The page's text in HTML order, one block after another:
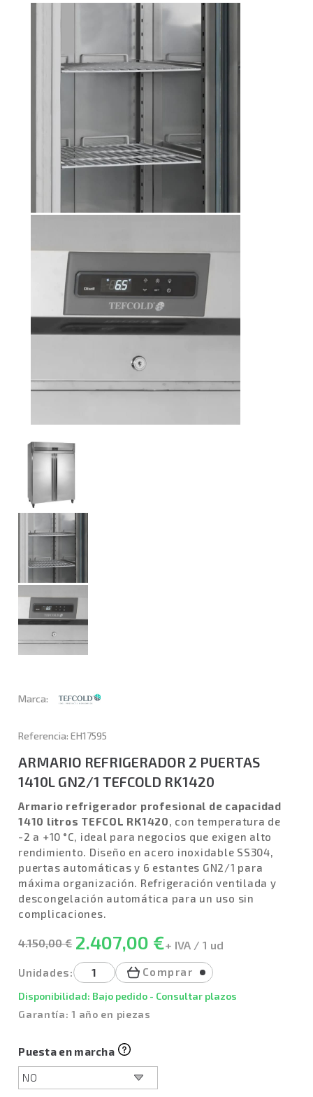
Marca:
Referencia: EH17595
ARMARIO REFRIGERADOR 2 PUERTAS
1410L GN2/1 TEFCOLD RK1420
Armario refrigerador profesional de capacidad
1410 litros TEFCOL RK1420, con temperatura de
-2 a +10 °C, ideal para negocios que exigen alto
rendimiento. Diseño en acero inoxidable SS304,
puertas automáticas y 6 estantes GN2/1 para
máxima organización. Refrigeración ventilada y
descongelación automática para un uso sin
complicaciones.
4.150,00 € 2.407,00 €+ IVA / 1 ud
Unidades: Comprar
Disponibilidad: Bajo pedido - Consultar plazos
Garantía: 1 año en piezas
Puesta en marcha